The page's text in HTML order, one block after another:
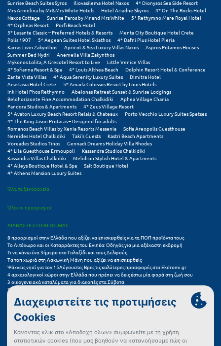
Καστοριά
Κατερίνη
Κέα - Τζιά
Κερατέα
Κέρκυρα
Κεφαλονιά
Κοζάνη
Κοκκώνι Κορινθίας
Κομοτηνή
Κόνιτσα
Κόρινθος
Κορώνη
Κουρούτα Ηλείας
Κουφονήσια
Κρήτη
Κρουαζιέρες
Κύθηρα
Κυλλήνη
Sunrise Beach Suites Syros
Iliovasilema Hotel Naxos
4* Dionysos Sea Side Resort
Mrs Armelina by Mr&Mrs White Hotels
Hotel Ariadne Skyros
4* On The Rocks Hotel
Naxos Cottage
Sunrise Paros by Mr and Mrs White
5* Rethymno Mare Royal Hotel
4* Orpheas Resort
Porfi Beach Hotel
5* Lesante Classic – Preferred Hotels & Resorts
Menta City Boutique Hotel Crete
Polis 1907
5* Aegean Suites Hotel Skiathos
4* Dafni Plus Hotel Pieria
Karras Livin Zakynthos
Apricot & Sea Luxury Villas Naxos
Aspros Potamos Houses
Summer Bed Nydri
Anemelia Villa Zakynthos
Mykonos Lolita, A Grecotel Resort to Live
Little Venice Villas
4* Sofianna Resort & Spa
4* Louis Althea Beach
Dolphin Resort Hotel & Conference
Zante Vista Villas
4* Aqua Serenity Luxury Suites
Dimitra Hotel
Anastasia Hotel Crete
5* Amada Colossos Resort by Louis Hotels
Ink Hotel Phos Rethymno
Abelonas Retreat Sunset & Sunrise Lodgings
Belohorizonte Fine Accommodation Chalkidiki
Aphea Village Chania
Pandora Studios & Apartments
4* Zeus Village Resort
5* Avaton Luxury Beach Resort Relais & Chateaux
Porto Vecchio Luxury Suites Spetses
4* The King Jason Protaras – Designed for adults
Romanos Beach Villas by Xenia Resorts Messenia
Sofia Areopolis Guesthouse
Nereides Hotel Chalkidiki
Taki's Guests
Kastri Beach Apartments
Voreades Studios Tinos
Gennadi Dreams Holiday Villa Rhodes
4* Lila Guesthouse Ermoupoli
Kassandra Studios Chalkidiki
Kassandra Villas Chalkidiki
Melidron Stylish Hotel & Apartments
4* Alleys Boutique Hotel & Spa
Salt Boutique Hotel
4* Athens Mansion Luxury Suites
Όλα τα ξενοδοχεία
Όλοι οι προορισμοί
ΔΙΑΒΑΣΤΕ ΣΤΟ BLOG ΜΑΣ
8 προορισμοί στην Ελλάδα που αξίζει να επισκεφθείς για τα ΠΟΠ προϊόντα τους
Το Λιτόχωρο και οι Καταρράκτες του Ενιπέα: Οδηγός για μια αξέχαστη εκδρομή
Τι να κάνω ένα 3ήμερο στο Γαλαξίδι και τους Δελφούς
Τα τοπ χωριά στη Λακωνική Μάνη που αξίζει να επισκεφθείς
Ψάχνεις νησί για τον 15Αύγουστο; Βρες τις καλύτερες προσφορές στο Ekdromi.gr
4 αρχαιολογικοί χώροι στην Ελλάδα που πρέπει να δεις έστω μία φορά στη ζωή σου
3 οικογενειακά καταλύματα για διακοπές στα Σύβοτα
Τα 11 καλύτερα καλοκαιρινά resorts στην Ελλάδα
7 μικρά ελληνικά νησιά για αξέχαστες καλοκαιρινές διακοπές
5+1 ινσταγκραμικές παραλίες στην Ελλάδα που αξίζουν μια θέση στο feed σου
Συχνές Ερωτήσεις (FAQs) για Ξενοδοχεία